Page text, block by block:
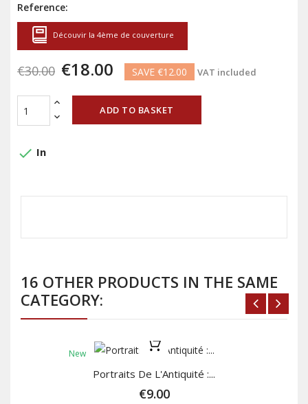
Reference:
Découvir la 4ème de couverture
€30.00 €18.00 SAVE €12.00 VAT included
ADD TO BASKET
done In
16 OTHER PRODUCTS IN THE SAME
CATEGORY:
New
Portraits De L'Antiquité :...
€9.00